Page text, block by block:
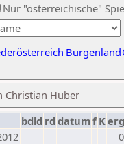
Nur "österreichische"
Burgenland
Christian Huber
bdld rd datumf Kerg
0